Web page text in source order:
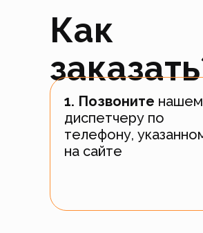
Как
1. Позвоните
диспетчеру по
телефону,
на сайте